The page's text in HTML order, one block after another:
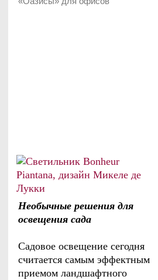
Необычные решения для
освещения сада
Садовое освещение сегодня
считается самым эффектным
приемом ландшафтного